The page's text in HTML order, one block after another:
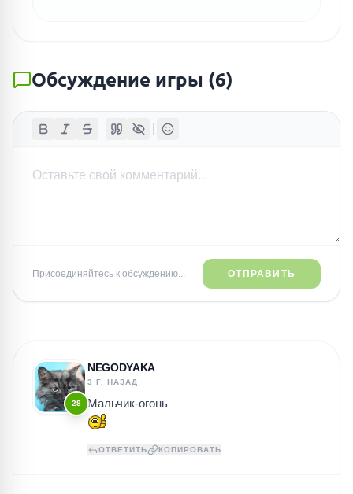
Обсуждение игры (6)
Присоединяйтесь к обсуждению... ОТПРАВИТЬ
28
NEGODYAKA
3 Г. НАЗАД
Мальчик-огонь
ОТВЕТИТЬ КОПИРОВАТЬ